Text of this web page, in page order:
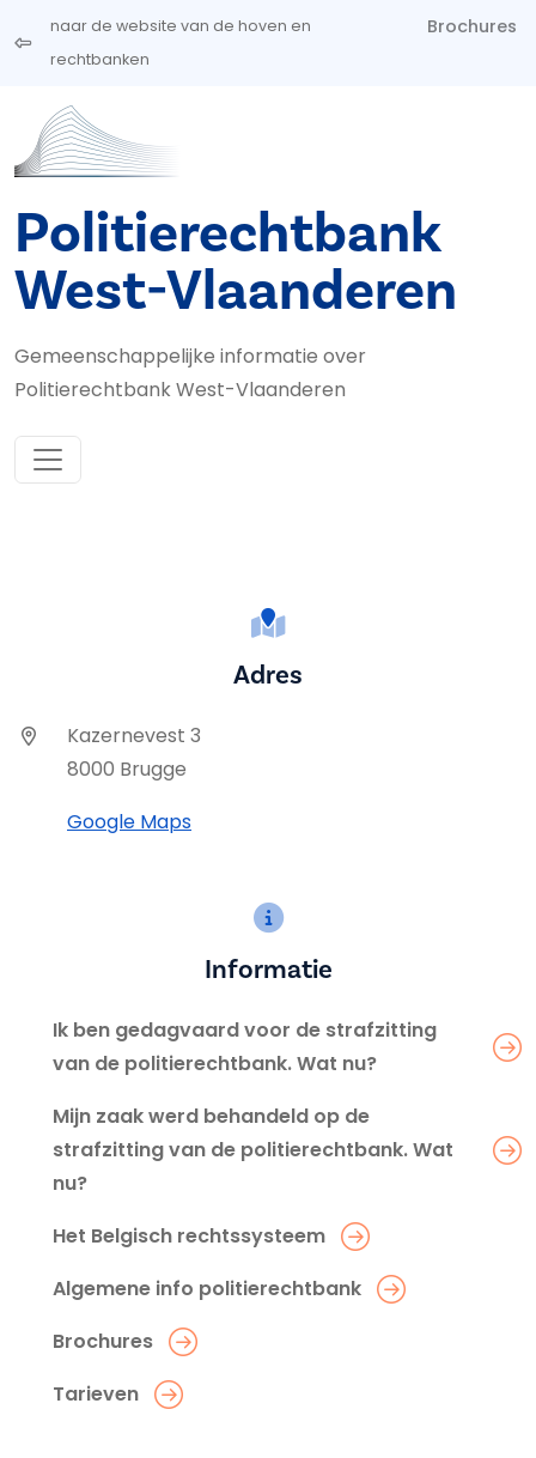
Overslaan en naar de inhoud gaan
naar de website van de hoven en
rechtbanken
Brochures
Politierechtbank
West-Vlaanderen
Gemeenschappelijke informatie over
Politierechtbank West-Vlaanderen
Adres
Kazernevest 3
8000 Brugge
Google Maps
Informatie
Ik ben gedagvaard voor de strafzitting
van de politierechtbank. Wat nu?
Mijn zaak werd behandeld op de
strafzitting van de politierechtbank. Wat
nu?
Het Belgisch rechtssysteem
Algemene info politierechtbank
Brochures
Tarieven